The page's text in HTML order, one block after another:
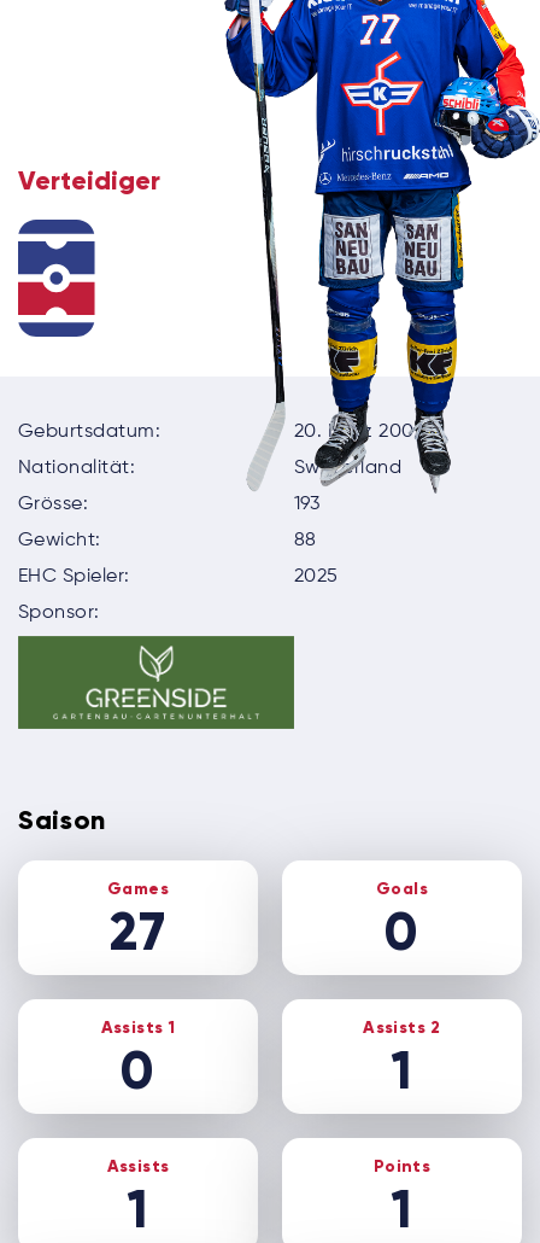
Verteidiger
Geburtsdatum:
20. März 2003
Nationalität:
Switzerland
Grösse:
193
Gewicht:
88
EHC Spieler:
2025
Sponsor:
Saison
Games
27
Goals
0
Assists 1
0
Assists 2
1
Assists
1
Points
1